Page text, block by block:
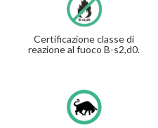
Certificazione classe di
reazione al fuoco B-s2,d0.